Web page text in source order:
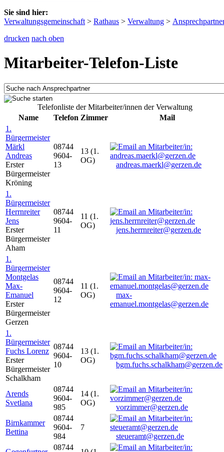
Sie sind hier:
Verwaltungsgemeinschaft > Rathaus > Verwaltung >
drucken nach oben
Mitarbeiter-Telefon-Liste
Telefonliste der Mitarbeiter/innen der Verwaltung
Name
Telefon Zimmer
Mail
1.
Bürgermeister
Märkl
Andreas
Erster
Bürgermeister
Kröning
08744
9604-
13
13 (1.
OG)
andreas.maerkl@gerzen.de
1.
Bürgermeister
Herrnreiter
Jens
Erster
Bürgermeister
Aham
08744
9604-
11
11 (1.
OG)
jens.herrnreiter@gerzen.de
1.
Bürgermeister
Montgelas
Max-
Emanuel
Erster
Bürgermeister
Gerzen
08744
9604-
12
11 (1.
OG)
max-
emanuel.montgelas@gerzen.de
1.
Bürgermeister
Fuchs Lorenz
Erster
Bürgermeister
Schalkham
08744
9604-
10
13 (1.
OG)
bgm.fuchs.schalkham@gerzen.de
Arends
Svetlana
08744
9604-
985
14 (1.
OG)
vorzimmer@gerzen.de
Birnkammer
Bettina
08744
9604-
984
7
steueramt@gerzen.de
08744